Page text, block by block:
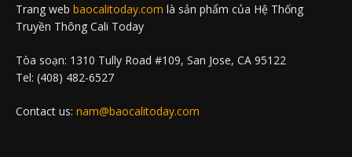
Trang web baocalitoday.com là sản phẩm của Hệ Thống
Truyền Thông Cali Today
Tòa soạn: 1310 Tully Road #109, San Jose, CA 95122
Tel: (408) 482-6527
Contact us: nam@baocalitoday.com